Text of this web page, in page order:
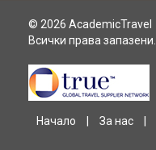
© 2026 AcademicTravel
Всички права запазени.
Начало За нас